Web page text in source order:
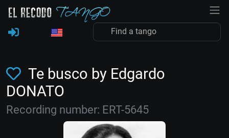
Te busco by Edgardo
DONATO
Recording number: ERT-5645